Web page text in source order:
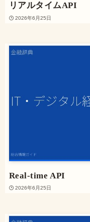
リアルタイムAPI
2026年6月25日
Real-time API
2026年6月25日